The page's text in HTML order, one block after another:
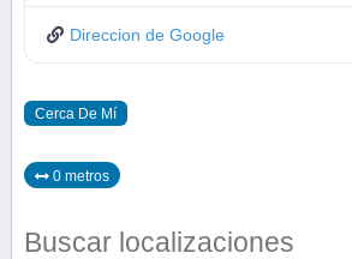
Direccion de Google
Cerca De Mí
0 metros
Buscar localizaciones